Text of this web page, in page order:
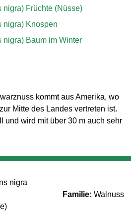
kommt aus Amerika, wo
Mitte des Landes vertreten ist.
und wird mit über 30 m auch sehr
nigra
Familie: Walnuss